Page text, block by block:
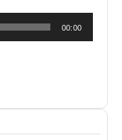
00:00